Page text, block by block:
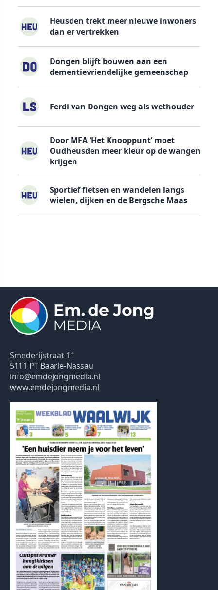
Heusden trekt meer nieuwe inwoners
dan er vertrekken
Dongen blijft bouwen aan een
dementievriendelijke gemeenschap
Ferdi van Dongen weg als wethouder
Door MFA ‘Het Knooppunt’ moet
Oudheusden meer kleur op de wangen
krijgen
Sportief fietsen en wandelen langs
wielen, dijken en de Bergsche Maas
Smederijstraat 11
5111 PT Baarle-Nassau
info@emdejongmedia.nl
www.emdejongmedia.nl